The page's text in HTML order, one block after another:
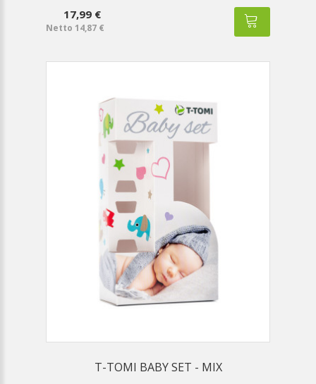
17,99 €
Netto 14,87 €
T-TOMI BABY SET - MIX